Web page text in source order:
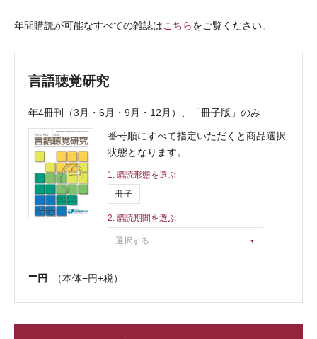
年間購読が可能なすべての雑誌はこちらをご覧ください。
言語聴覚研究
年4冊刊（3月・6月・9月・12月）、「冊子版」のみ
購読形態を選ぶ
冊子
購読期間を選ぶ
選択する
−円 （本体−円+税）